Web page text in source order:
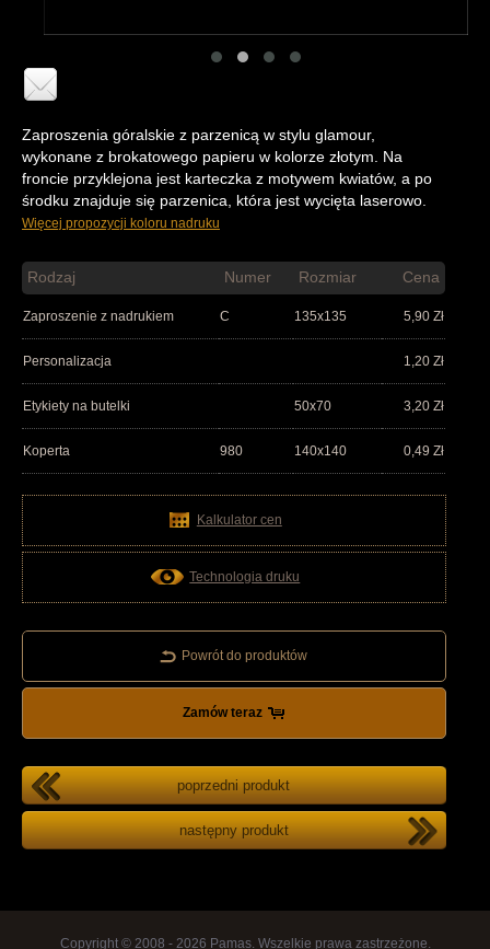
Zaproszenia góralskie z parzenicą w stylu glamour,
wykonane z brokatowego papieru w kolorze złotym. Na
froncie przyklejona jest karteczka z motywem kwiatów, a po
środku znajduje się parzenica, która jest wycięta laserowo.
Więcej propozycji koloru nadruku
Rodzaj Numer Rozmiar Cena
Zaproszenie z nadrukiem C 135x135 5,90 Zł
Personalizacja 1,20 Zł
Etykiety na butelki 50x70 3,20 Zł
Koperta 980 140x140 0,49 Zł
Kalkulator cen
Technologia druku
Powrót do produktów
Zamów teraz
poprzedni produkt
następny produkt
Copyright © 2008 - 2026 Pamas. Wszelkie prawa zastrzeżone.